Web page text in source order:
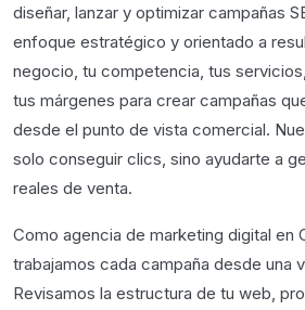
diseñar, lanzar y optimizar campañas
enfoque estratégico y orientado a
negocio, tu competencia, tus
tus márgenes para crear campañas
desde el punto de vista comercial.
solo conseguir clics, sino ayudarte a
reales de venta.
Como agencia de marketing digital en
trabajamos cada campaña desde una
Revisamos la estructura de tu web,